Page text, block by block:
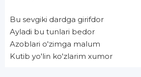
Bu sevgiki dardga girifdor
Ayladi bu tunlari bedor
Azoblari o'zimga malum
Kutib yo'lin ko'zlarim xumor